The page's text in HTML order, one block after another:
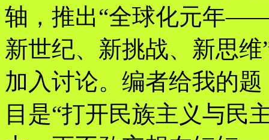
轴，推出“全球化元年
新世纪、新挑战、新思
加入讨论。编者给我的题
目是“打开民族主义与民